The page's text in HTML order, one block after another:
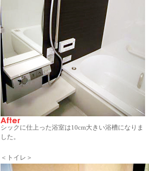
シックに仕上った浴室は10cm大きい浴槽になりま
した。
＜トイレ＞